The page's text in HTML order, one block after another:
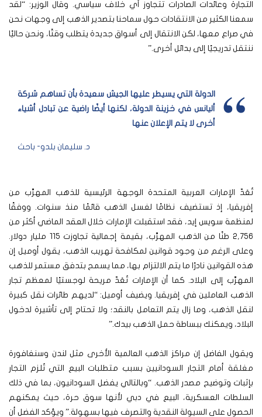
التجارة وعائدات الصادرات تتجاوز أي خلاف سياسي. وقال الوزير: “لقد
سمعنا الكثير من الانتقادات حول سماحنا بتصدير الذهب إلى وجهات نحن
في صراع معها، لكن الانتقال إلى أسواق جديدة يتطلب وقتًا، ونحن حاليًا
ننتقل تدريجيًا إلى بدائل أخرى.”
الدولة التي يسيطر عليها الجيش سعيدة بأن تساهم شركة
أليانس في خزينة الدولة، لكنها أيضًا راضية عن تبادل أشياء
أخرى لا يتم الإعلان عنها
د. سليمان بلدو- باحث
تُعَدّ الإمارات العربية المتحدة الوجهة الرئيسية للذهب المهرَّب من
إفريقيا، إذ تستضيف نظامًا لغسل الذهب قائمًا منذ سنوات. ووفقًا
لمنظمة سويس إيد، فقد استقبلت الإمارات خلال العقد الماضي أكثر من
2,756 طنًا من الذهب المهرَّب، بقيمة إجمالية تجاوزت 115 مليار دولار.
وعلى الرغم من وجود قوانين لمكافحة تهريب الذهب، يقول أوميل إن
هذه القوانين نادرًا ما يتم الالتزام بها، مما يسمح بتدفق مستمر للذهب
المهرَّب إلى البلاد. كما أن الإمارات تُعَدّ مريحة لوجستيًا لمعظم تجار
الذهب العاملين في إفريقيا. ويضيف أوميل: “لديهم طائرات نقل كبيرة
لنقل الذهب، وما زال يتم التعامل بالنقد؛ ولا تحتاج إلى تأشيرة لدخول
البلاد، ويمكنك ببساطة حمل الذهب بيدك.”
ويقول الفاضل إن مراكز الذهب العالمية الأخرى مثل لندن وسنغافورة
مغلقة أمام التجار السودانيين بسبب متطلبات البيع التي تُلزم التجار
بإثبات وتوضيح مصدر الذهب. “وبالتالي يفضل السودانيون، بما في ذلك
السلطات العسكرية، البيع في دبي لأنها سوق حرة، حيث يمكنهم
الحصول على السيولة النقدية والتصرف فيها بسهولة.” ويؤكد الفضل أن